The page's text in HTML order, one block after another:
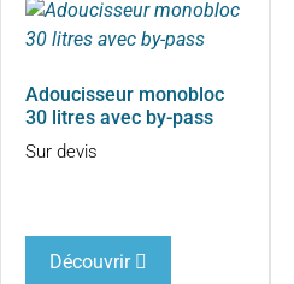
Adoucisseur monobloc
30 litres avec by-pass
Sur devis
Découvrir